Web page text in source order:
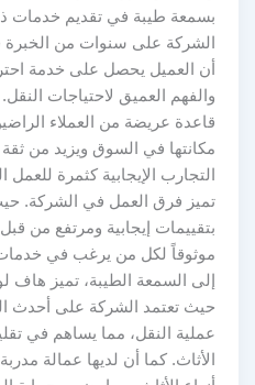
بسمعة طيبة في تقديم خدمات
الشركة على سنوات من
أن العميل يحصل على خدمة
والفهم العميق لاحتياجات
قاعدة عريضة من العملاء
مكانتها في السوق ويزيد من ثقة
التجارب الإيجابية كثمرة للعمل
تميز فرق العمل في الشركة.
بتقييمات إيجابية ومرتفع من قبل
موثوقاً لكل من يرغب في
إلى السمعة الطيبة، تميز هاف
حيث تعتمد الشركة على أحدث
عملية النقل، مما يساهم في
الأثاث. كما أن لديها عمالة